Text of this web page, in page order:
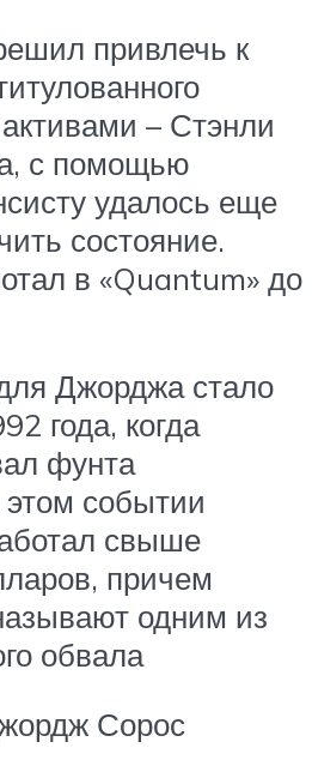
привлечь к
– Стэнли
с помощью
удалось еще
состояние.
в «Quantum» до
Джорджа стало
года, когда
фунта
этом событии
свыше
причем
одним из
обвала
Сорос